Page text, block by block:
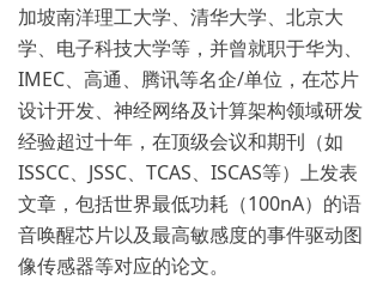
加坡南洋理工大学、清华大学、北京大
学、电子科技大学等，并曾就职于华为、
IMEC、高通、腾讯等名企/单位，在芯片
设计开发、神经网络及计算架构领域研发
经验超过十年，在顶级会议和期刊（如
ISSCC、JSSC、TCAS、ISCAS等）上发表
文章，包括世界最低功耗（100nA）的语
音唤醒芯片以及最高敏感度的事件驱动图
像传感器等对应的论文。